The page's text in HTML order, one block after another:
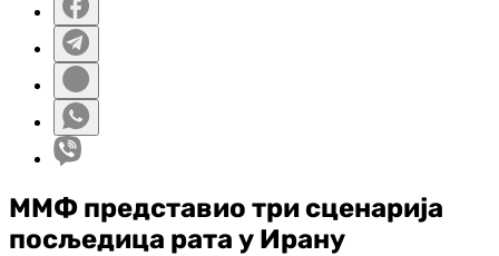
ММФ представио три сценарија
посљедица рата у Ирану